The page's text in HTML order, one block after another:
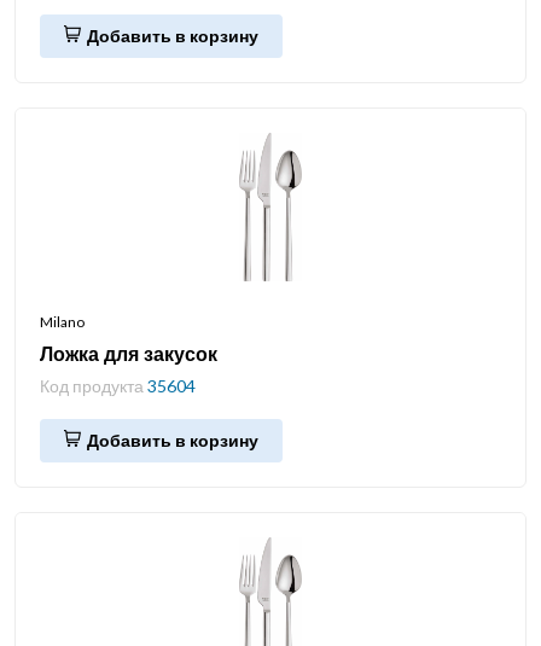
Добавить в корзину
Milano
Ложка для закусок
Код продукта 35604
Добавить в корзину